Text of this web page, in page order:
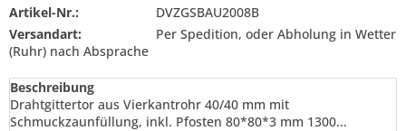
Artikel-Nr.:
DVZGSBAU2008B
Versandart:
Per Spedition, oder Abholung in Wetter
(Ruhr) nach Absprache
Beschreibung
Drahtgittertor aus Vierkantrohr 40/40 mm mit
Schmuckzaunfüllung, inkl. Pfosten 80*80*3 mm 1300...